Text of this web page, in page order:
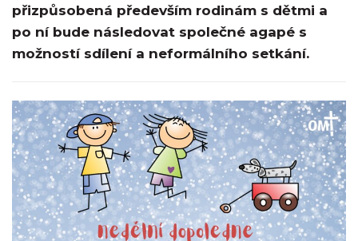
přizpůsobená především rodinám s dětmi a
po ní bude následovat společné agapé s
možností sdílení a neformálního setkání.